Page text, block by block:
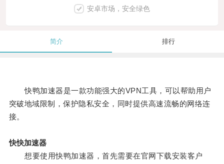
安卓市场，安全绿色
简介 排行
快鸭加速器是一款功能强大的VPN工具，可以帮助用户
突破地域限制，保护隐私安全，同时提供高速流畅的网络连
接。
快快加速器
想要使用快鸭加速器，首先需要在官网下载安装客户